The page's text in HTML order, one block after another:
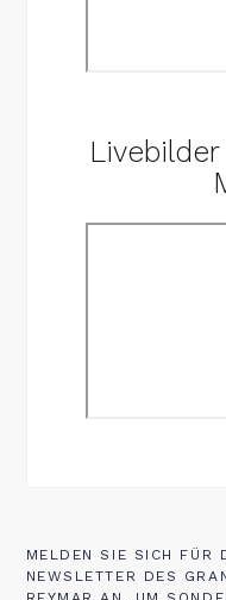
MELDEN SIE SICH FÜR
NEWSLETTER DES